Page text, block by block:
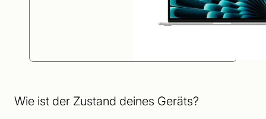
Wie ist der Zustand deines Geräts?